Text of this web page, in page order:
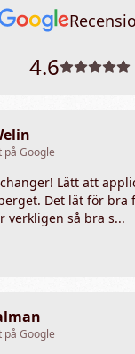
4.6
på Google
Lätt att
Det lät för bra
verkligen så bra s...
på Google